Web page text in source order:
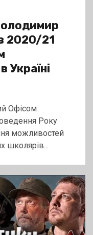
2020/21
Україні
Офісом
Року
можливостей
школярів...